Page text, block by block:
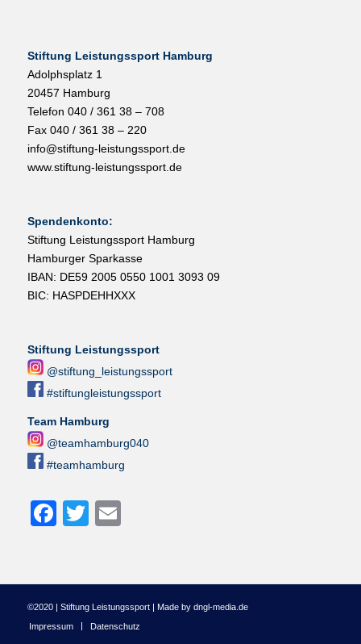
Stiftung Leistungssport Hamburg
Adolphsplatz 1
20457 Hamburg
Telefon 040 / 361 38 – 708
Fax 040 / 361 38 – 220
info@stiftung-leistungssport.de
www.stiftung-leistungssport.de
Spendenkonto:
Stiftung Leistungssport Hamburg
Hamburger Sparkasse
IBAN: DE59 2005 0550 1001 3093 09
BIC: HASPDEHHXXX
Stiftung Leistungssport
@stiftung_leistungssport
#stiftungleistungssport
Team Hamburg
@teamhamburg040
#teamhamburg
Facebook
Twitter
©2020 | Stiftung Leistungssport | Made by dngl-media.de
Impressum
Datenschutz